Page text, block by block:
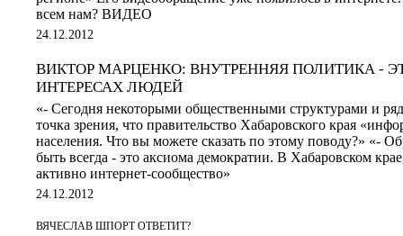
всем нам? ВИДЕО
24.12.2012
ВИКТОР МАРЦЕНКО: ВНУТРЕННЯЯ ПОЛИТИКА -
ИНТЕРЕСАХ ЛЮДЕЙ
«- Сегодня некоторыми общественными структурами и
точка зрения, что правительство Хабаровского края
населения. Что вы можете сказать по этому поводу?» «-
быть всегда - это аксиома демократии. В Хабаровском
активно интернет-сообщество»
24.12.2012
ВЯЧЕСЛАВ ШПОРТ ОТВЕТИТ?